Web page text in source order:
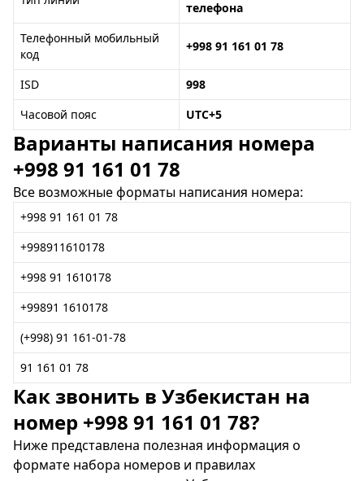
телефона
Телефонный мобильный
код
+998 91 161 01 78
ISD
998
Часовой пояс
UTC+5
Варианты написания номера
+998 91 161 01 78
Все возможные форматы написания номера:
+998 91 161 01 78
+998911610178
+998 91 1610178
+99891 1610178
(+998) 91 161-01-78
91 161 01 78
Как звонить в Узбекистан на
номер +998 91 161 01 78?
Ниже представлена полезная информация о
формате набора номеров и правилах